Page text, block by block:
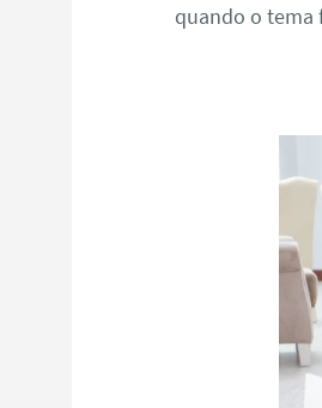
quando o tema